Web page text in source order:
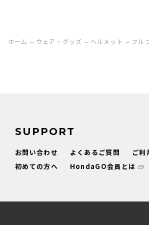
ホーム ウェア・グッズ ヘルメット フル
SUPPORT
お問い合わせ よくあるご質問
ご利
初めての方へ
HondaGO会員とは